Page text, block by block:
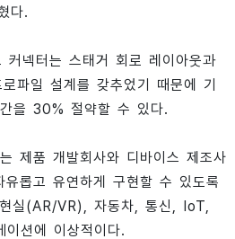
다.
넥터는 스태거 회로 레이아웃과
파일 설계를 갖추었기 때문에 기
을 30% 절약할 수 있다.
제품 개발회사와 디바이스 제조사
롭고 유연하게 구현할 수 있도록
실(AR/VR), 자동차, 통신, IoT,
션에 이상적이다.